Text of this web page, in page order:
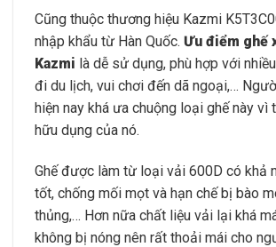
Cũng thuộc thương hiệu Kazmi
nhập khẩu từ Hàn Quốc. Ưu điểm ghế
Kazmi là dễ sử dụng, phù hợp với
đi du lịch, vui chơi đến dã ngoại,…
hiện nay khá ưa chuộng loại ghế này vì
hữu dụng của nó.
Ghế được làm từ loại vải 600D có khả
tốt, chống mối mọt và hạn chế bị bào
thủng,… Hơn nữa chất liệu vải lại khá
không bị nóng nên rất thoải mái cho